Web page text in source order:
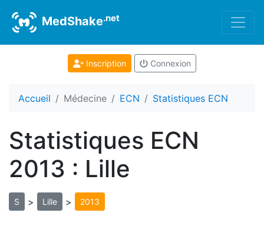
MedShake.net
Inscription Connexion
Accueil Médecine ECN Statistiques ECN
Statistiques ECN
2013 : Lille
S > Lille > 2013